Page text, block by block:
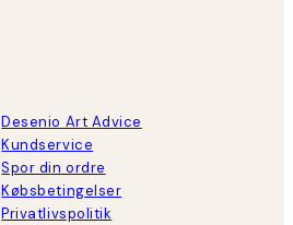
Desenio Art Advice
Kundservice
Spor din ordre
Købsbetingelser
Privatlivspolitik